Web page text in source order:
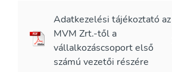
Adatkezelési tájékoztató az
MVM Zrt.-től a
vállalkozáscsoport első
számú vezetői részére